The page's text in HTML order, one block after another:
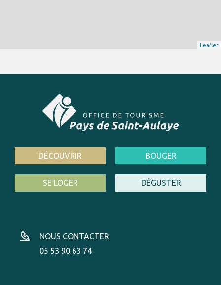
Leaflet
DÉCOUVRIR BOUGER
SE LOGER DÉGUSTER
NOUS CONTACTER
05 53 90 63 74